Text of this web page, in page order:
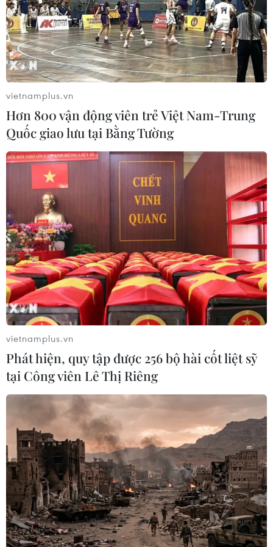
Số ca mắc và tử vong do dịch bệnh
COVID-19 ở Cuba tiếp tục giảm
24/10/2021 23:42
Nhà dịch tễ học Cuba Francisco Duran cho biết phần
lớn các bệnh nhân COVID-19 đã khỏi và chỉ còn 5.731
ca đang tiếp tục điều trị.
CNN: Găng tay y tế đã qua sử dụng tại
Thái Lan được tuồn vào Mỹ
vietnamplus.vn
Hơn 800 vận động viên trẻ Việt Nam-Trung
Quốc giao lưu tại Bằng Tường
vietnamplus.vn
Phát hiện, quy tập được 256 bộ hài cốt liệt sỹ
tại Công viên Lê Thị Riêng